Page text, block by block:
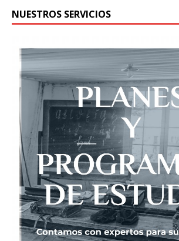
NUESTROS SERVICIOS